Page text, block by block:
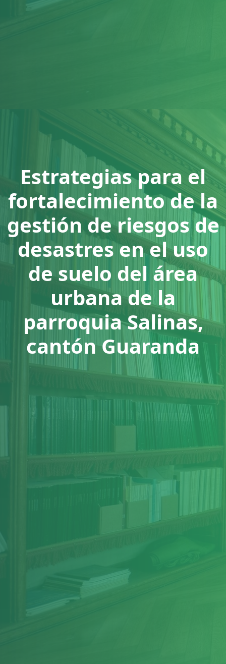
Estrategias para el
fortalecimiento de la
gestión de riesgos de
desastres en el uso
de suelo del área
urbana de la
parroquia Salinas,
cantón Guaranda